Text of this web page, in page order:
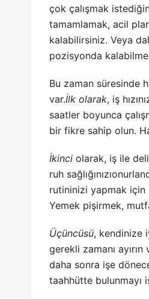
çok çalışmak
tamamlamak, acil
kalabilirsiniz. Veya
pozisyonda
Bu zaman süresinde
var.İlk olarak, iş
saatler boyunca
bir fikre sahip olun.
İkinci olarak, iş ile
ruh
rutininizi yapmak için
Yemek pişirmek,
Üçüncüsü, kendinize
gerekli zamanı
daha sonra işe
taahhütte bulunmayı